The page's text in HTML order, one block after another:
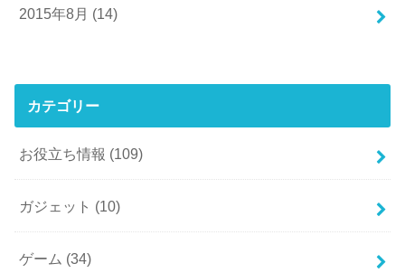
2015年8月 (14)
カテゴリー
お役立ち情報 (109)
ガジェット (10)
ゲーム (34)